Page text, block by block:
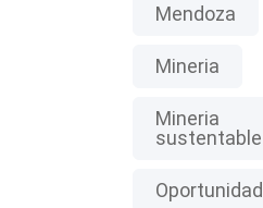
Mendoza
Mineria
Mineria
sustentable